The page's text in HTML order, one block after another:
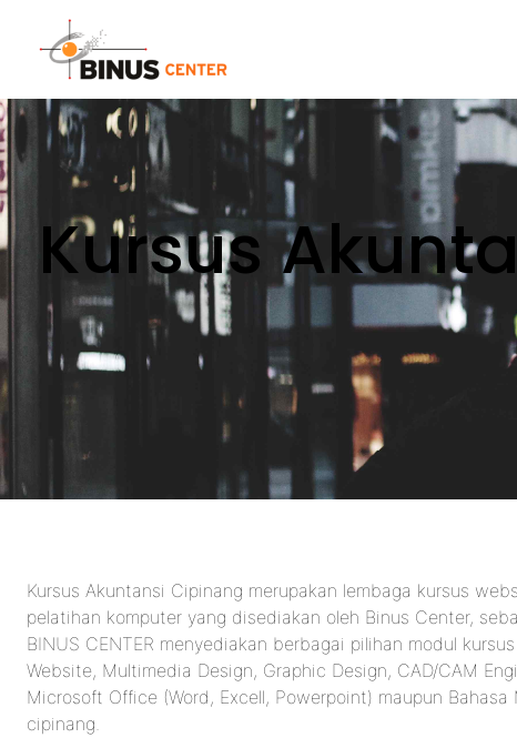
Kursus
Kursus Akuntansi Cipinang merupakan lembaga kursus
pelatihan komputer yang disediakan oleh Binus Center,
BINUS CENTER menyediakan berbagai pilihan modul
Website, Multimedia Design, Graphic Design, CAD/CAM
Microsoft Office (Word, Excell, Powerpoint) maupun
cipinang.